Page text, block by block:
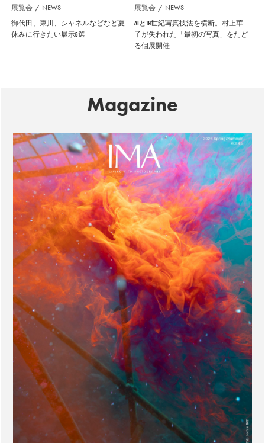
展覧会 NEWS
御代田、東川、シャネルなどなど夏
休みに行きたい展示6選
展覧会 NEWS
AIと19世紀写真技法を横断。村上華
子が失われた「最初の写真」をたど
る個展開催
Magazine